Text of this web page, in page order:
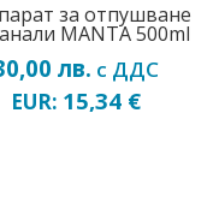
за отпушване
MANTA 500ml
лв. с ДДС
EUR: 15,34 €